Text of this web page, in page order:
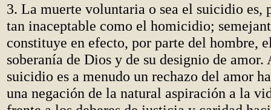
3. La muerte voluntaria o sea el suicidio es,
tan inaceptable como el homicidio;
constituye en efecto, por parte del hombre,
soberanía de Dios y de su designio de amor.
suicidio es a menudo un rechazo del amor
una negación de la natural aspiración a la